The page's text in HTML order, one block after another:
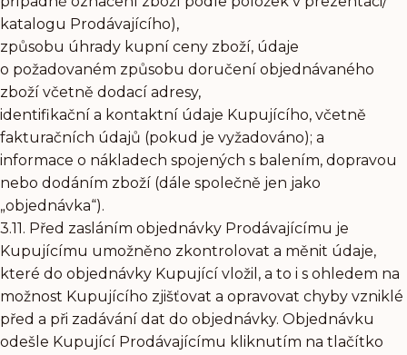
katalogu Prodávajícího),
způsobu úhrady kupní ceny zboží, údaje
o požadovaném způsobu doručení objednávaného
zboží včetně dodací adresy,
identifikační a kontaktní údaje Kupujícího, včetně
fakturačních údajů (pokud je vyžadováno); a
informace o nákladech spojených s balením, dopravou
nebo dodáním zboží (dále společně jen jako
„objednávka“).
3.11. Před zasláním objednávky Prodávajícímu je
Kupujícímu umožněno zkontrolovat a měnit údaje,
které do objednávky Kupující vložil, a to i s ohledem na
možnost Kupujícího zjišťovat a opravovat chyby vzniklé
před a při zadávání dat do objednávky. Objednávku
odešle Kupující Prodávajícímu kliknutím na tlačítko